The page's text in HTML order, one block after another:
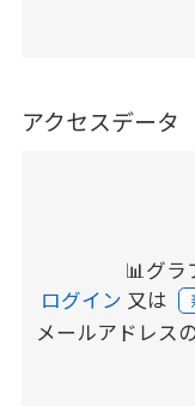
アクセスデータ
📊グラ
ログイン 又は
メールアドレス